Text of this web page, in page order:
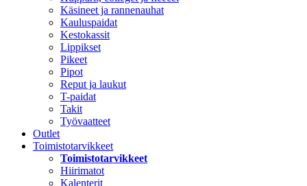
Käsineet ja rannenauhat
Kauluspaidat
Kestokassit
Lippikset
Pikeet
Pipot
Reput ja laukut
T-paidat
Takit
Työvaatteet
Outlet
Toimistotarvikkeet
Toimistotarvikkeet
Hiirimatot
Kalenterit